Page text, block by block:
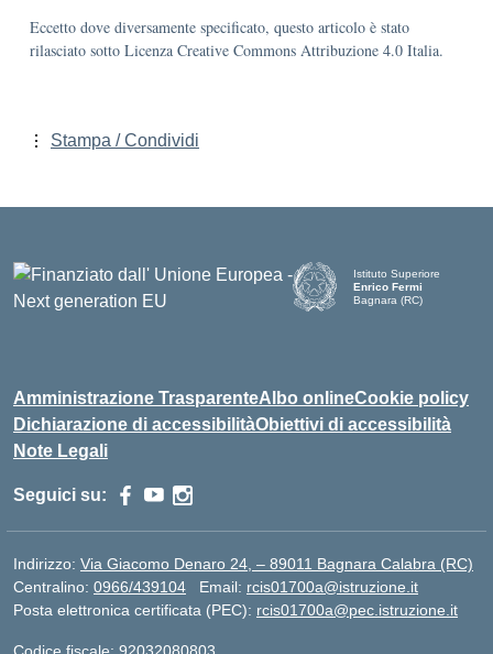
Eccetto dove diversamente specificato, questo articolo è stato
rilasciato sotto Licenza Creative Commons Attribuzione 4.0 Italia.
Stampa / Condividi
Istituto Superiore
Enrico Fermi
Bagnara (RC)
Amministrazione TrasparenteAlbo onlineCookie policy
Dichiarazione di accessibilitàObiettivi di accessibilità
Note Legali
Seguici su:
Indirizzo: Via Giacomo Denaro 24, – 89011 Bagnara Calabra (RC)
Centralino: 0966/439104 Email: rcis01700a@istruzione.it
Posta elettronica certificata (PEC): rcis01700a@pec.istruzione.it